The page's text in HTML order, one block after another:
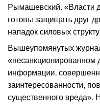
Рымашевский. «Власти
готовы защищать друг
нападок силовых
Вышеупомянутых
«несанкционированном
информации,
заинтересованности,
существенного вреда».